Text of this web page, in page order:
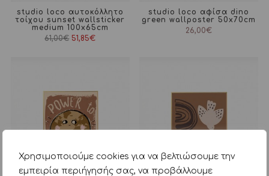
Χρησιμοποιούμε cookies για να βελτιώσουμε την
εμπειρία περιήγησής σας, να προβάλλουμε
studio loco αυτοκόλλητο
τοίχου sunset wallsticker
medium 100x65cm
61,00€ Original
51,85€Η
studio loco αφίσα dino
green wallposter 50x70cm
26,00€